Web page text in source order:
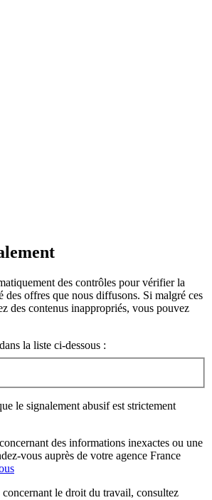
des contrôles pour vérifier la
des offres que nous diffusons. Si malgré ces
des contenus inappropriés, vous pouvez
la liste ci-dessous :
le signalement abusif est strictement
des informations inexactes ou une
vous auprès de votre agence France
le droit du travail, consultez